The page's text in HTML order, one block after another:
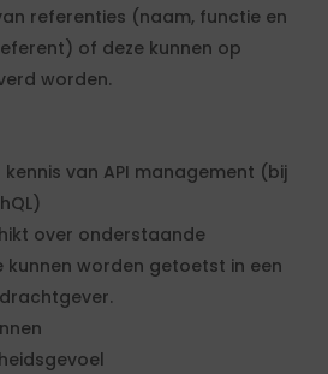
referenties (naam, functie en
of deze kunnen op
worden.
van API management (bij
over onderstaande
kunnen worden getoetst in een